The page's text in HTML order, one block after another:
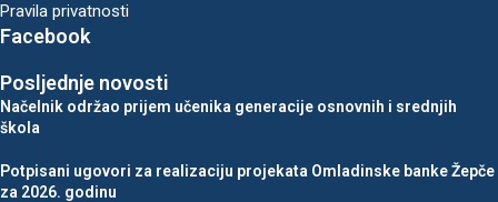
Pravila privatnosti
Facebook
Posljednje novosti
Načelnik održao prijem učenika generacije osnovnih i srednjih
škola
Potpisani ugovori za realizaciju projekata Omladinske banke Žepče
za 2026. godinu